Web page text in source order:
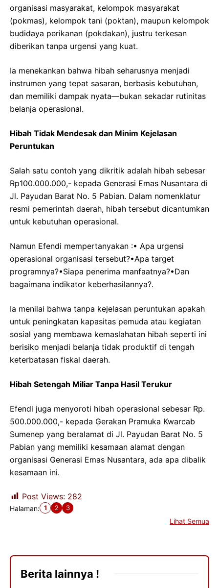
organisasi masyarakat, kelompok masyarakat
(pokmas), kelompok tani (poktan), maupun kelompok
budidaya perikanan (pokdakan), justru terkesan
diberikan tanpa urgensi yang kuat.
Ia menekankan bahwa hibah seharusnya menjadi
instrumen yang tepat sasaran, berbasis kebutuhan,
dan memiliki dampak nyata—bukan sekadar rutinitas
belanja operasional.
Hibah Tidak Mendesak dan Minim Kejelasan
Peruntukan
Salah satu contoh yang dikritik adalah hibah sebesar
Rp100.000.000,- kepada Generasi Emas Nusantara di
Jl. Payudan Barat No. 5 Pabian. Dalam nomenklatur
resmi pemerintah daerah, hibah tersebut dicantumkan
untuk kebutuhan operasional.
Namun Efendi mempertanyakan :• Apa urgensi
operasional organisasi tersebut?•Apa target
programnya?•Siapa penerima manfaatnya?•Dan
bagaimana indikator keberhasilannya?.
Ia menilai bahwa tanpa kejelasan peruntukan apakah
untuk peningkatan kapasitas pemuda atau kegiatan
sosial yang membawa kemaslahatan hibah seperti ini
berisiko menjadi belanja tidak produktif di tengah
keterbatasan fiskal daerah.
Hibah Setengah Miliar Tanpa Hasil Terukur
Efendi juga menyoroti hibah operasional sebesar Rp.
500.000.000,- kepada Gerakan Pramuka Kwarcab
Sumenep yang beralamat di Jl. Payudan Barat No. 5
Pabian yang memiliki kesamaan alamat dengan
organisasi Generasi Emas Nusantara, ada apa dibalik
kesamaan ini.
Post Views: 282
Halaman: 1 2 3
Lihat Semua
Berita lainnya !